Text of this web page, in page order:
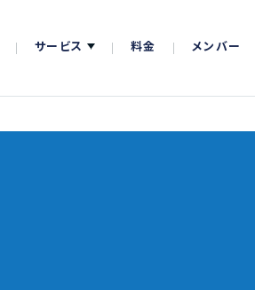
サービス 料金 メンバー